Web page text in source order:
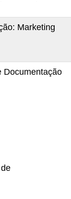
Marketing
Documentação